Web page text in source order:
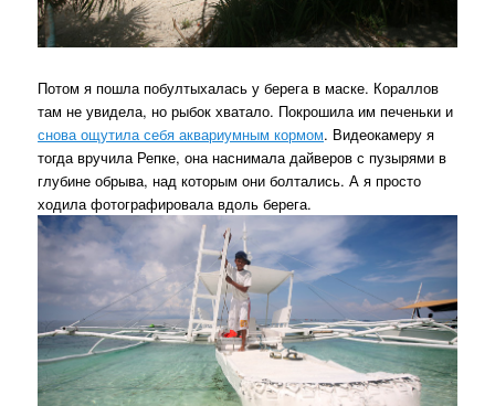
Потом я пошла побултыхалась у берега в маске. Кораллов
там не увидела, но рыбок хватало. Покрошила им печеньки и
снова ощутила себя аквариумным кормом. Видеокамеру я
тогда вручила Репке, она наснимала дайверов с пузырями в
глубине обрыва, над которым они болтались. А я просто
ходила фотографировала вдоль берега.